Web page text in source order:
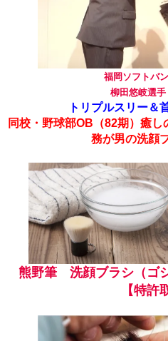
福岡ソフトバ
柳田悠岐選手
トリプルスリー＆
同校・野球部OB（82期）癒
務が男の洗顔
熊野筆 洗顔ブラシ（ゴ
【特許